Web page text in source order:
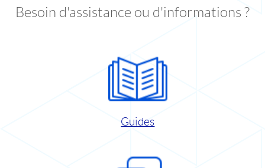
Besoin d'assistance ou d'informations ?
Guides